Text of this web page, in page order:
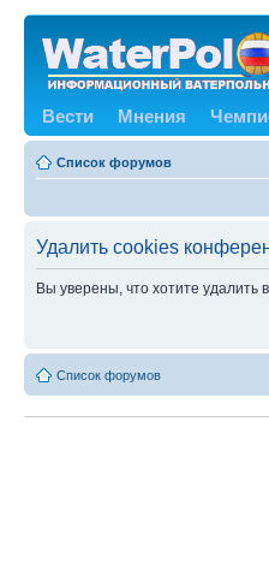
Вести Мнения
Список форумов
Удалить cookies
Вы уверены, что хотите
Список форумов